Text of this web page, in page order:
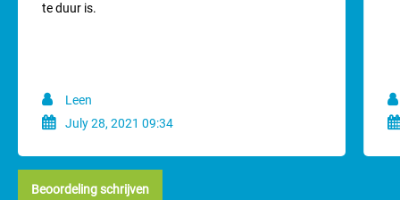
te duur is.
Leen
July 28, 2021 09:34
Beoordeling schrijven